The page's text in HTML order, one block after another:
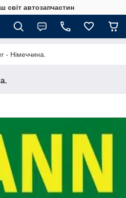
світ автозапчастин
- Німеччина.